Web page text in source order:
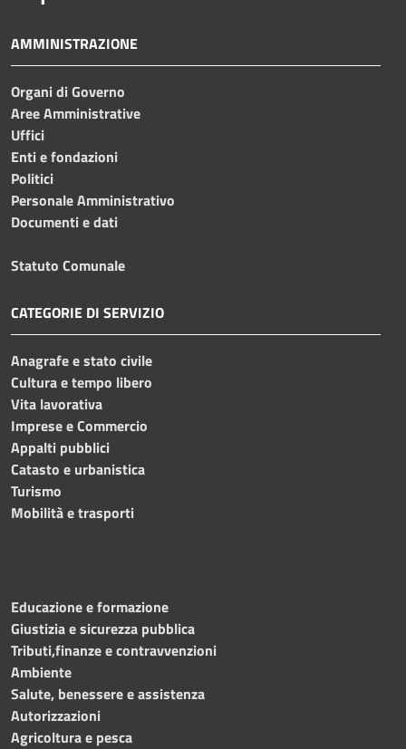
AMMINISTRAZIONE
Organi di Governo
Aree Amministrative
Uffici
Enti e fondazioni
Politici
Personale Amministrativo
Documenti e dati
Statuto Comunale
CATEGORIE DI SERVIZIO
Anagrafe e stato civile
Cultura e tempo libero
Vita lavorativa
Imprese e Commercio
Appalti pubblici
Catasto e urbanistica
Turismo
Mobilità e trasporti
Educazione e formazione
Giustizia e sicurezza pubblica
Tributi,finanze e contravvenzioni
Ambiente
Salute, benessere e assistenza
Autorizzazioni
Agricoltura e pesca